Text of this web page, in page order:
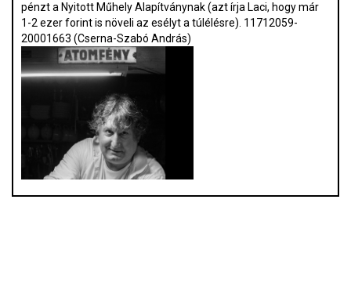
pénzt a Nyitott Műhely Alapítványnak (azt írja Laci, hogy már
1-2 ezer forint is növeli az esélyt a túlélésre). 11712059-
20001663 (Cserna-Szabó András)